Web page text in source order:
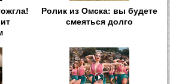
Ролик из Омска: вы будете
смеяться долго